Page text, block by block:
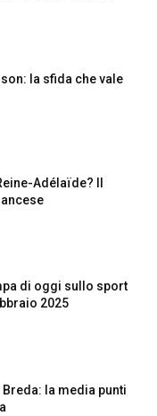
la sfida che vale
Adélaïde? Il
di oggi sullo sport
2025
la media punti